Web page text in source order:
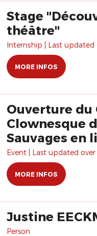
Stage
théâtre"
Internship | Last updated
MORE INFOS
Ouverture du
Clownesque
Sauvages en
Event | Last updated over
MORE INFOS
Justine
Person